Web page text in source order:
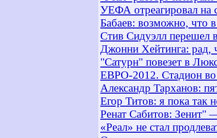
УЕФА отреагировал на
Бабаев: возможно, что
Стив Сидуэлл перешел
Джонни Хейтинга: рад,
"Сатурн" повезет в
ЕВРО-2012. Стадион
Александр Тарханов:
Егор Титов: я пока так
Ренат Сабитов: Зенит"
«Реал» не стал